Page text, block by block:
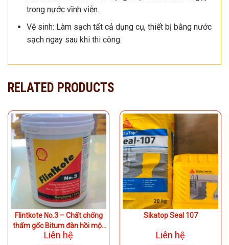
trong nước vĩnh viễn.
Vệ sinh: Làm sạch tất cả dụng cụ, thiết bị bằng nước
sạch ngay sau khi thi công.
RELATED PRODUCTS
Flintkote No.3 – Chất chống
thấm gốc Bitum đàn hồi một
thành phần
Liên hệ
Sikatop Seal 107
Liên hệ